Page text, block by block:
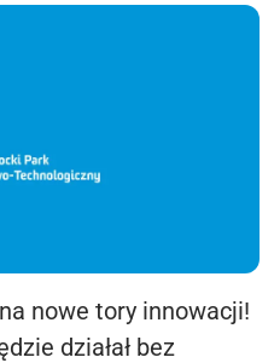
nowe tory innowacji!
działał bez